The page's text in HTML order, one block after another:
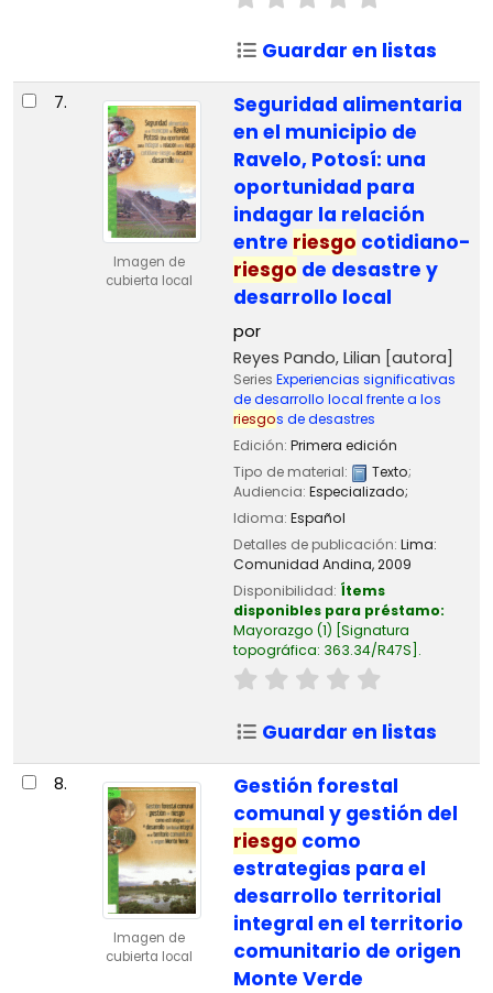
Guardar en listas
7.
Imagen de
cubierta local
Seguridad alimentaria
en el municipio de
Ravelo, Potosí: una
oportunidad para
indagar la relación
entre riesgo cotidiano-
riesgo de desastre y
desarrollo local
por
Reyes Pando, Lilian [autora]
Series Experiencias significativas
de desarrollo local frente a los
riesgos de desastres
Edición: Primera edición
Tipo de material:
Texto;
Audiencia: Especializado;
Idioma: Español
Detalles de publicación: Lima:
Comunidad Andina,2009
Disponibilidad: Ítems
disponibles para préstamo:
Mayorazgo (1) Signatura
topográfica: 363.34/R47S .
Guardar en listas
8.
Imagen de
cubierta local
Gestión forestal
comunal y gestión del
riesgo como
estrategias para el
desarrollo territorial
integral en el territorio
comunitario de origen
Monte Verde